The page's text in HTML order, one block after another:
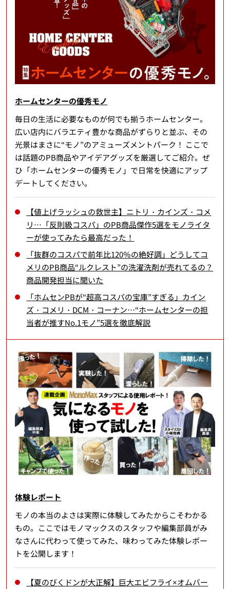
ホームセンターの優秀モノ
毎日の生活に必要なものが何でも揃うホームセンター。
広い店内にバラエティ豊かな商品がずらりと並ぶ、その
光景はまさに“モノ”のアミューズメントパーク！ ここで
は話題のPB商品やアイデアグッズを厳選してご紹介。ぜ
ひ「ホームセンターの優秀モノ」で日常を快適にアップ
デートしてください。
【値上げラッシュの救世主】ニトリ・カインズ・コメ
リ…「反則級コスパ」のPB商品傑作5選をモノライタ
ーが使ってみたら最高だった！
「抜群のコスパで前年比120％の絶好調」どうしてコ
メリのPB商品“ルクレスト”の洗濯洗剤が売れてるの？
商品開発担当に聞いた
「ホムセンPBが“超高コスパの宝庫”すぎる」カイン
ズ・コメリ・DCM・コーナン…“ホームセンターの担
当者が推すNo.1モノ”5選を徹底解説
体験レポート
モノの本当のよさは実際に体験してみたからこそわかる
もの。ここではモノマックスのスタッフや編集部員がみ
なさんに代わって使ってみた、味わってみた体験レポー
トを公開します！
【夏のびくドンが大正解】巨大エビフライ×オムバー